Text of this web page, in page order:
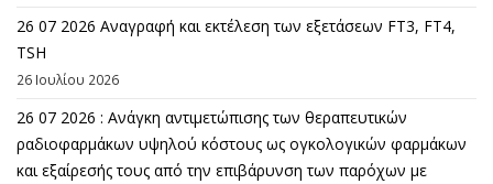
26 07 2026 Αναγραφή και εκτέλεση των εξετάσεων FT3, FT4,
TSH
26 Ιουλίου 2026
26 07 2026 : Ανάγκη αντιμετώπισης των θεραπευτικών
ραδιοφαρμάκων υψηλού κόστους ως ογκολογικών φαρμάκων
και εξαίρεσής τους από την επιβάρυνση των παρόχων με